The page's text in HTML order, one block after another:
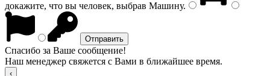
докажите, что вы человек, выбрав Машину.
Спасибо за Ваше сообщение!
Наш менеджер свяжется с Вами в ближайшее время.